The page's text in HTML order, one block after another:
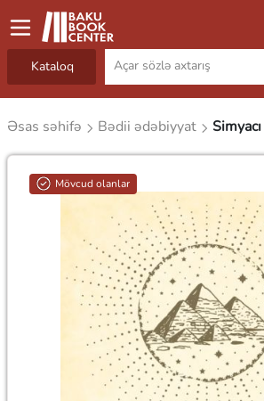
Kataloq
Əsas səhifə Bədii ədəbiyyat Simyacı
Mövcud olanlar